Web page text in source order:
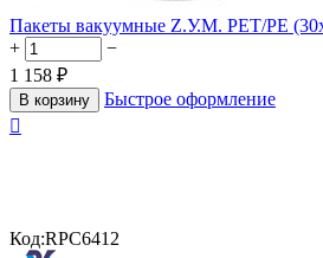
Пакеты вакуумные Z.У.М. PET/PE
+
−
1 158 ₽
В корзину
Быстрое оформление

Код:RPC6412